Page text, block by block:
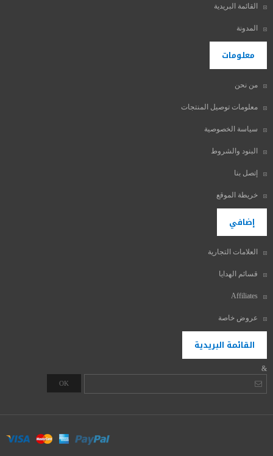
القائمة البريدية
المدونة
معلومات
من نحن
معلومات توصيل المنتجات
سياسة الخصوصية
البنود والشروط
إتصل بنا
خريطة الموقع
إضافي
العلامات التجارية
قسائم الهدايا
Affiliates
عروض خاصة
القائمة البريدية
&